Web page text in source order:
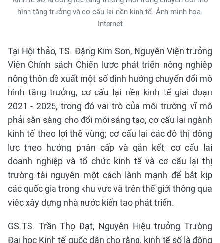
hình tăng trưởng và cơ cấu lại nền kinh tế. Ảnh minh họa:
Internet
Tại Hội thảo, TS. Đặng Kim Sơn, Nguyên Viện trưởng
Viện Chính sách Chiến lược phát triển nông nghiệp
nông thôn đề xuất một số định hướng chuyển đổi mô
hình tăng trưởng, cơ cấu lại nền kinh tế giai đoạn
2021 - 2025, trong đó vai trò của môi trường vĩ mô
phải sẵn sàng cho đổi mới sáng tạo; cơ cấu lại ngành
kinh tế theo lợi thế vùng; cơ cấu lại các đô thị động
lực theo hướng phân cấp và gắn kết; cơ cấu lại
doanh nghiệp và tổ chức kinh tế và cơ cấu lại thị
trường tài nguyên một cách lành mạnh để bắt kịp
các quốc gia trong khu vực và trên thế giới thông qua
việc xây dựng nhà nước kiến tạo phát triển.
GS.TS. Trần Thọ Đạt, Nguyên Hiệu trưởng Trường
Đại học Kinh tế quốc dân cho rằng, kinh tế số là động